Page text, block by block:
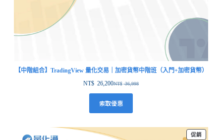
【中階組合】TradingView 量化交易｜加密貨幣中階班（入門+加密貨幣）
NT$ 36,998
NT$ 26,200
索取優惠
促銷